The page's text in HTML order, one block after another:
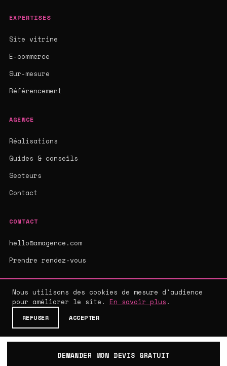
EXPERTISES
Site vitrine
E-commerce
Sur-mesure
Référencement
AGENCE
Réalisations
Guides & conseils
Secteurs
Contact
CONTACT
hello@amagence.com
Prendre rendez-vous
© 2026 AMAGENCE - AGENCE WEB SUR-MESURE
MENTIONS LÉGALES ·CGV·
DEMANDER MON DEVIS GRATUIT
Nous utilisons des cookies de mesure d'audience
pour améliorer le site. En savoir plus .
REFUSER ACCEPTER